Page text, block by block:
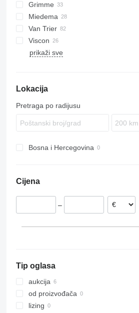
Grimme
SE
SL
Miedema
LBV
MC
SB
Van Trier
Viscon
W-series
prikaži sve
Lokacija
Pretraga po radijusu
Bosna i Hercegovina
Cijena
–
Tip oglasa
aukcija
od proizvođača
lizing